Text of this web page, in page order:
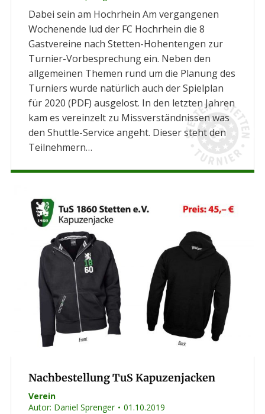
Dabei sein am Hochrhein Am vergangenen
Wochenende lud der FC Hochrhein die 8
Gastvereine nach Stetten-Hohentengen zur
Turnier-Vorbesprechung ein. Neben den
allgemeinen Themen rund um die Planung des
Turniers wurde natürlich auch der Spielplan
für 2020 (PDF) ausgelost. In den letzten Jahren
kam es vereinzelt zu Missverständnissen was
den Shuttle-Service angeht. Dieser steht den
Teilnehmern…
Nachbestellung TuS Kapuzenjacken
Verein
Autor: Daniel Sprenger 01.10.2019